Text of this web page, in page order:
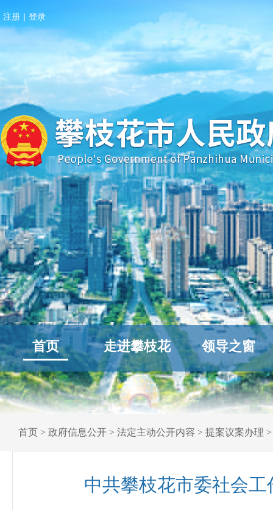
注册 | 登录
首页 走进攀枝花 领导之窗
首页 > 政府信息公开 > 法定主动公开内容 > 提案议案办理
中共攀枝花市委社会